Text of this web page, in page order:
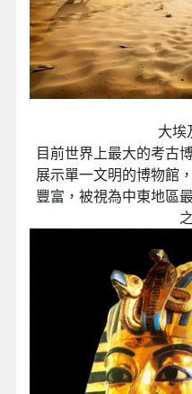
大埃
目前世界上最大的考古
展示單一文明的博物館
豐富，被視為中東地區